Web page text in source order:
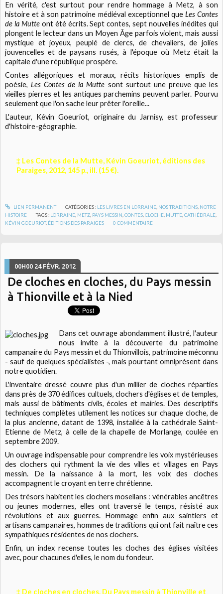
En vérité, c'est surtout pour rendre hommage à Metz, à son
histoire et à son patrimoine médiéval exceptionnel que Les Contes
de la Mutteont été écrits. Sept contes, sept nouvelles inédites qui
plongent le lecteur dans un Moyen Âge parfois violent, mais aussi
mystique et joyeux, peuplé de clercs, de chevaliers, de jolies
jouvencelles et de paysans rusés, à l'époque où Metz était la
capitale d'une république prospère.
Contes allégoriques et moraux, récits historiques emplis de
poésie,Les Contes de la Mutte sont surtout une preuve que les
vieilles pierres et les antiques parchemins peuvent parler. Pourvu
seulement que l'on sache leur prêter l'oreille...
L'auteur, Kévin Goeuriot, originaire du Jarnisy, est professeur
d'histoire-géographie.
‡ Les Contes de la Mutte, Kévin Goeuriot, éditions des
Paraiges, 2012, 145 p., ill. (15 €).
LIEN PERMANENT CATÉGORIES : LES LIVRES EN LORRAINE, NOS TRADITIONS, NOTRE
HISTOIRE
TAGS : LORRAINE METZ PAYS MESSIN ,CONTES ,CLOCHE MUTTE ,CATHÉDRALE
KÉVIN GOEURIOT, ÉDITIONS DES PARAIGES 0 COMMENTAIRE
00H00 24 FÉVR. 2012
De cloches en cloches, du Pays messin
à Thionville et à la Nied
Dans cet ouvrage abondamment illustré, l'auteur
nous invite à la découverte du patrimoine
campanaire du Pays messin et du Thionvillois, patrimoine méconnu
- sauf de quelques spécialistes -, mais pourtant omniprésent dans
notre quotidien.
L'inventaire dressé couvre plus d'un millier de cloches réparties
dans près de 370 édifices cultuels, clochers d'églises et de temples,
mais aussi de bâtiments civils, écoles et mairies. Des descriptifs
techniques complètes utilement les notices sur chaque cloche, de
la plus ancienne, datant de 1398, installée à la cathédrale Saint-
Etienne de Metz, à celle de la chapelle de Morlange, coulée en
septembre 2009.
Un ouvrage indispensable pour comprendre les voix mystérieuses
des clochers qui rythment la vie des villes et villages en Pays
messin. De la naissance à la mort, les voix des cloches
accompagnent le croyant en terre chrétienne.
Des trésors habitent les clochers mosellans : vénérables ancêtres
ou jeunes modernes, elles ont traversé le temps, résisté aux
révolutions et aux guerres. Hommage enfin aux saintiers et
artisans campanaires, hommes de traditions qui ont fait naître ces
sympathiques résidentes de nos clochers.
Enfin, un index recense toutes les cloches des églises visitées
avec, pour chacunes d'elles, le nom du fondeur.
‡ De cloches en cloches. Du Pays messin à Thionville et